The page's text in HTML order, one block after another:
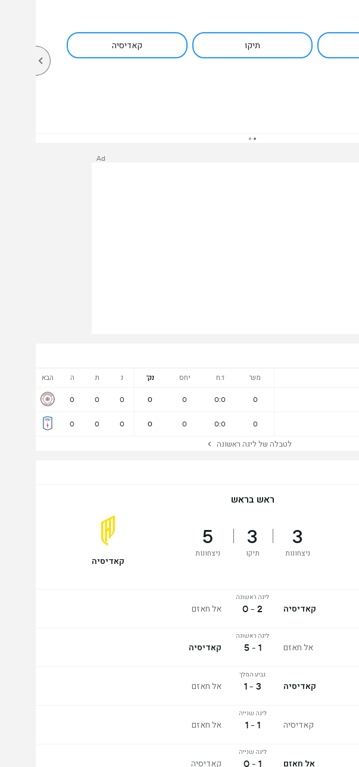
תיקו קאדיסיה
מש' ז:ח יחס נק' נ ת ה הבא
0
0:0
0
0
0
0
0
0
0:0
0
0
0
0
0
לטבלה של ליגה ראשונה
ראש בראש
3
ניצחונות
3
תיקו
5
ניצחונות
קאדיסיה
קאדיסיה
ליגה ראשונה
2 - 0 אל חאזם
אל חאזם
ליגה ראשונה
1 - 5 קאדיסיה
קאדיסיה
גביע המלך
3 - 1 אל חאזם
קאדיסיה
ליגה שנייה
1 - 1 אל חאזם
אל חאזם
ליגה שנייה
1 - 0 קאדיסיה
Ad